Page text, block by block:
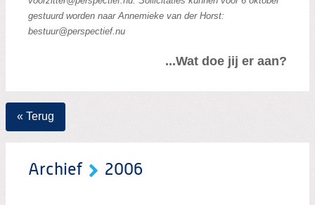
gestuurd worden naar Annemieke van der Horst:
bestuur@perspectief.nu
...Wat doe jij er aan?
« Terug
Archief 2006